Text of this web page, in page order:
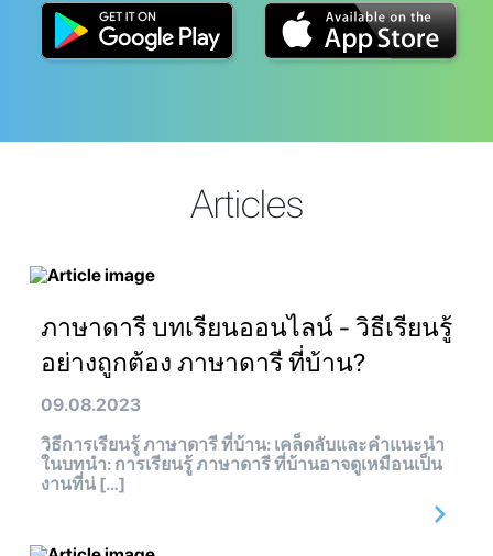
Articles
ภาษาดารี บทเรียนออนไลน์ - วิธีเรียนรู้
อย่างถูกต้อง ภาษาดารี ที่บ้าน?
09.08.2023
วิธีการเรียนรู้ ภาษาดารี ที่บ้าน: เคล็ดลับและคำแนะนำ
ในบทนำ: การเรียนรู้ ภาษาดารี ที่บ้านอาจดูเหมือนเป็น
งานที่น่ […]